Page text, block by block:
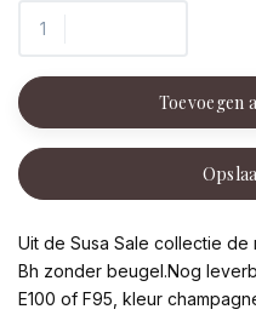
Toevoegen
Uit de Susa Sale collectie
Bh zonder beugel.Nog
E100 of F95, kleur